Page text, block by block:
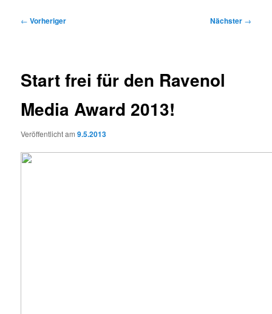
Beitragsnavigation
← Vorheriger Nächster →
Start frei für den Ravenol
Media Award 2013!
Veröffentlicht am9.5.2013